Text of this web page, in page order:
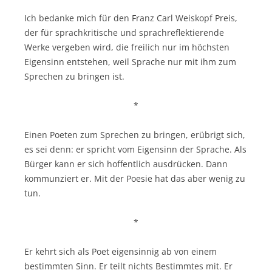
Ich bedanke mich für den Franz Carl Weiskopf Preis,
der für sprachkritische und sprachreflektierende
Werke vergeben wird, die freilich nur im höchsten
Eigensinn entstehen, weil Sprache nur mit ihm zum
Sprechen zu bringen ist.
*
Einen Poeten zum Sprechen zu bringen, erübrigt sich,
es sei denn: er spricht vom Eigensinn der Sprache. Als
Bürger kann er sich hoffentlich ausdrücken. Dann
kommunziert er. Mit der Poesie hat das aber wenig zu
tun.
*
Er kehrt sich als Poet eigensinnig ab von einem
bestimmten Sinn. Er teilt nichts Bestimmtes mit. Er